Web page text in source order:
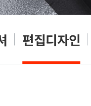
편집디자인